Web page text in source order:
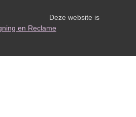
is
en Reclame